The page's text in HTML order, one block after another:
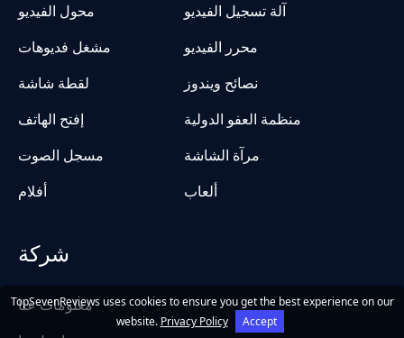
محول الفيديو
آلة تسجيل الفيديو
مشغل فديوهات
محرر الفيديو
لقطة شاشة
نصائح ويندوز
إفتح الهاتف
منظمة العفو الدولية
مسجل الصوت
مرآة الشاشة
أفلام
ألعاب
شركة
معلومات عنا
TopSevenReviews uses cookies to ensure you get the best experience on our
website. Privacy Policy Accept